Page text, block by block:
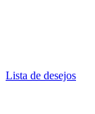
Lista de desejos